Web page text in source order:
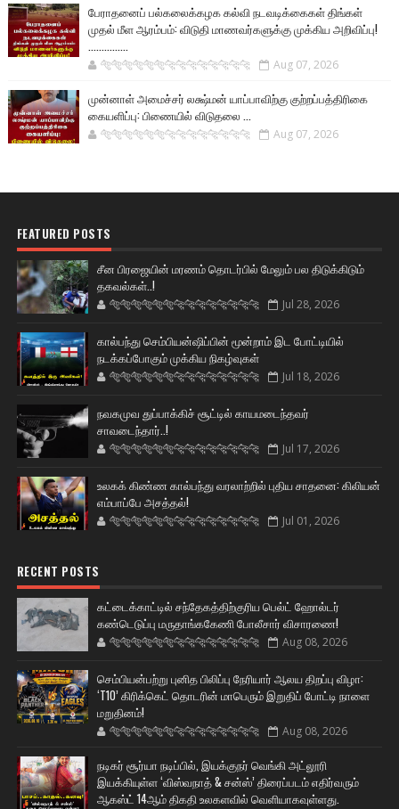
பேராதனைப் பல்கலைக்கழக கல்வி நடவடிக்கைகள் திங்கள்
முதல் மீள ஆரம்பம்: விடுதி மாணவர்களுக்கு முக்கிய அறிவிப்பு!
...............
🐅🐅🐅🐅🐅🐅🐆🐆🐆🐆🐆🐆🐆🐆 Aug 07, 2026
முன்னாள் அமைச்சர் லக்ஷ்மன் யாப்பாவிற்கு குற்றப்பத்திரிகை
கையளிப்பு: பிணையில் விடுதலை ...
🐅🐅🐅🐅🐅🐅🐆🐆🐆🐆🐆🐆🐆🐆 Aug 07, 2026
FEATURED POSTS
சீன பிரஜையின் மரணம் தொடர்பில் மேலும் பல திடுக்கிடும்
தகவல்கள்..!
🐅🐅🐅🐅🐅🐅🐆🐆🐆🐆🐆🐆🐆🐆 Jul 28, 2026
கால்பந்து செம்பியன்ஷிப்பின் மூன்றாம் இட போட்டியில்
நடக்கப்போகும் முக்கிய நிகழ்வுகள்
🐅🐅🐅🐅🐅🐅🐆🐆🐆🐆🐆🐆🐆🐆 Jul 18, 2026
நவகமுவ துப்பாக்கிச் சூட்டில் காயமடைந்தவர்
சாவடைந்தார்..!
🐅🐅🐅🐅🐅🐅🐆🐆🐆🐆🐆🐆🐆🐆 Jul 17, 2026
உலகக் கிண்ண கால்பந்து வரலாற்றில் புதிய சாதனை: கிலியன்
எம்பாப்பே அசத்தல்!
🐅🐅🐅🐅🐅🐅🐆🐆🐆🐆🐆🐆🐆🐆 Jul 01, 2026
RECENT POSTS
கட்டைக்காட்டில் சந்தேகத்திற்குரிய பெல்ட் ஹோல்டர்
கண்டெடுப்பு மருதாங்ககேணி போலீசார் விசாரணை!
🐅🐅🐅🐅🐅🐅🐆🐆🐆🐆🐆🐆🐆🐆 Aug 08, 2026
செம்பியன்பற்று புனித பிலிப்பு நேரியார் ஆலய திறப்பு விழா:
‘T10’ கிரிக்கெட் தொடரின் மாபெரும் இறுதிப் போட்டி நாளை
மறுதினம்!
🐅🐅🐅🐅🐅🐅🐆🐆🐆🐆🐆🐆🐆🐆 Aug 08, 2026
நடிகர் சூர்யா நடிப்பில், இயக்குநர் வெங்கி அட்லூரி
இயக்கியுள்ள ‘விஸ்வநாத் & சன்ஸ்’ திரைப்படம் எதிர்வரும்
ஆகஸ்ட் 14ஆம் திகதி உலகளவில் வெளியாகவுள்ளது.